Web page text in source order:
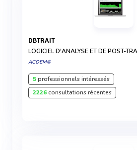
DBTRAIT
LOGICIEL D'ANALYSE ET DE POST-
ACOEM®
5professionnels intéressés
2226consultations récentes